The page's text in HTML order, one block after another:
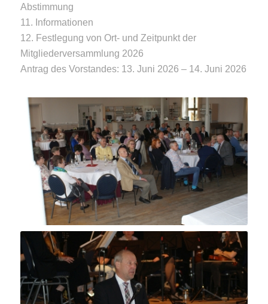
Abstimmung
11. Informationen
12. Festlegung von Ort- und Zeitpunkt der
Mitgliederversammlung 2026
Antrag des Vorstandes: 13. Juni 2026 – 14. Juni 2026